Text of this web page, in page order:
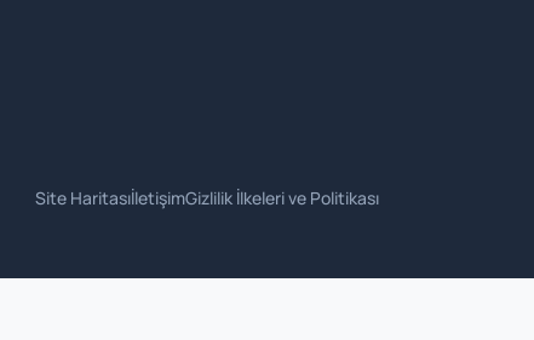
Site HaritasıİletişimGizlilik İlkeleri ve Politikası